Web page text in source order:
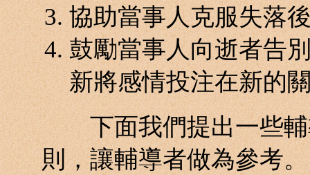
協助當事人克服失落
鼓勵當事人向逝者告
新將感情投注在新的
下面我們提出一些輔
則，讓輔導者做為參考。